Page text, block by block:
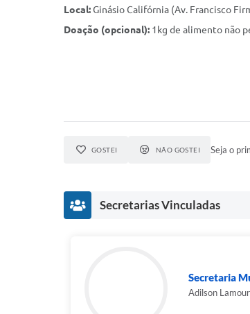
Local:Ginásio Califórnia (Av. Francisco
Doação (opcional): 1kg de alimento não
GOSTEI NÃO GOSTEI Seja o
Secretarias Vinculadas
Secretaria
Adilson